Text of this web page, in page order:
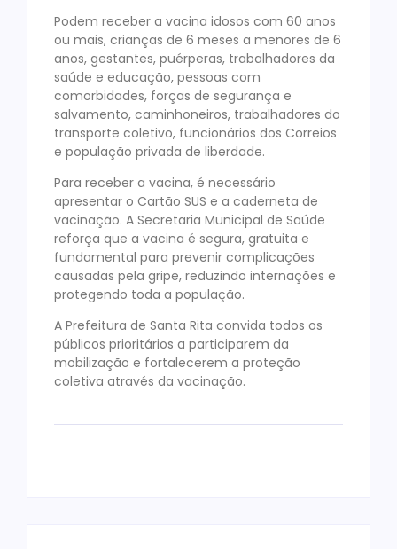
Podem receber a vacina idosos com 60 anos
ou mais, crianças de 6 meses a menores de 6
anos, gestantes, puérperas, trabalhadores da
saúde e educação, pessoas com
comorbidades, forças de segurança e
salvamento, caminhoneiros, trabalhadores do
transporte coletivo, funcionários dos Correios
e população privada de liberdade.
Para receber a vacina, é necessário
apresentar o Cartão SUS e a caderneta de
vacinação. A Secretaria Municipal de Saúde
reforça que a vacina é segura, gratuita e
fundamental para prevenir complicações
causadas pela gripe, reduzindo internações e
protegendo toda a população.
A Prefeitura de Santa Rita convida todos os
públicos prioritários a participarem da
mobilização e fortalecerem a proteção
coletiva através da vacinação.